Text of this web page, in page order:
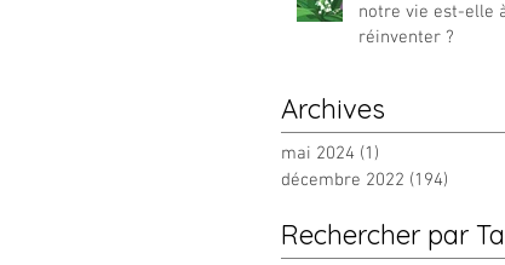
notre vie est-elle
réinventer ?
Archives
mai 2024 (1)
décembre 2022 (194)
Rechercher par